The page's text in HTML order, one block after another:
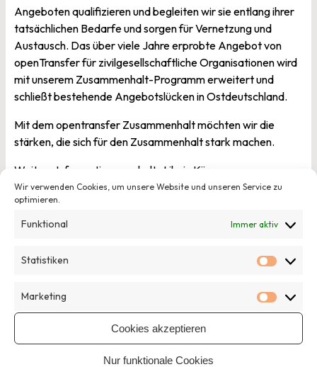
Wir verwenden Cookies, um unsere Website und unseren Service zu
optimieren.
Funktional Immer aktiv
Statistiken
Marketing
Cookies akzeptieren
Nur funktionale Cookies
Angeboten qualifizieren und begleiten wir sie entlang ihrer
tatsächlichen Bedarfe und sorgen für Vernetzung und
Austausch. Das über viele Jahre erprobte Angebot von
openTransfer für zivilgesellschaftliche Organisationen wird
mit unserem Zusammenhalt-Programm erweitert und
schließt bestehende Angebotslücken in Ostdeutschland.
Mit dem opentransfer Zusammenhalt möchten wir die
stärken, die sich für den Zusammenhalt stark machen.
Weitere Informationen erhaltet ihr in Kürze
aufwww.openTransfer.de.
Zusammenhalt teilnehmen, dich mit uns über Bedarfe und
Dann schreib uns eine E-Mail an
hallo@opentransfer.de
Das Programm openTransfer Zusammenhalt wird
gefördert durch die Stiftung Mercator.